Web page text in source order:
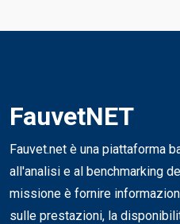
FauvetNET
Fauvet.net è una piattaforma
all'analisi e al benchmarking
missione è fornire
sulle prestazioni, la